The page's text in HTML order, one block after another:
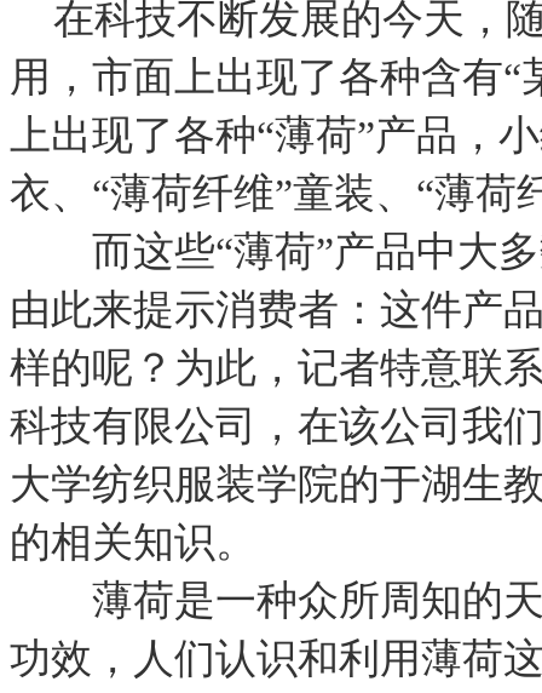
在科技不断发展的今天，
用，市面上出现了各种含有
上出现了各种“薄荷”产品，
衣、“薄荷纤维”童装、“薄荷
而这些“薄荷”产品中大多
由此来提示消费者：这件产
样的呢？为此，记者特意联
科技有限公司，在该公司我
大学纺织服装学院的于湖生
的相关知识。
薄荷是一种众所周知的天
功效，人们认识和利用薄荷